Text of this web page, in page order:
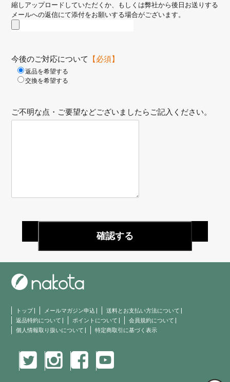
縮しアップロードしていただくか、もしくは弊社から後日お送りする
メールへの返信にて添付をお願いする場合がございます。
今後のご対応について 【必須】
返品を希望する
交換を希望する
ご不明な点・ご要望などございましたらご記入ください。
トップ| メールマガジン申込 送料とお支払い方法について
返品特約について
ポイントについて 会員規約について
個人情報取り扱いについて
特定商取引に基づく表示